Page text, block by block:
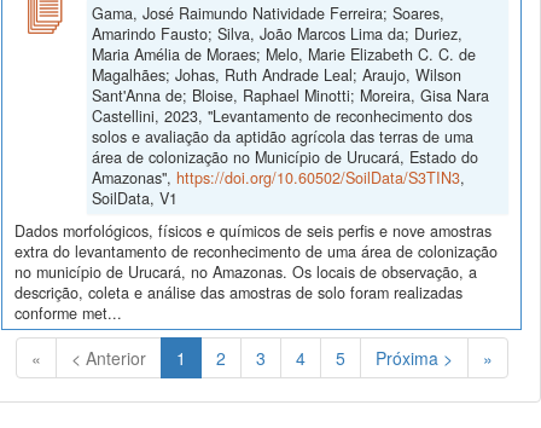
Gama, José Raimundo Natividade Ferreira; Soares,
Amarindo Fausto; Silva, João Marcos Lima da; Duriez,
Maria Amélia de Moraes; Melo, Marie Elizabeth C. C. de
Magalhães; Johas, Ruth Andrade Leal; Araujo, Wilson
Sant'Anna de; Bloise, Raphael Minotti; Moreira, Gisa Nara
Castellini, 2023, "Levantamento de reconhecimento dos
solos e avaliação da aptidão agrícola das terras de uma
área de colonização no Município de Urucará, Estado do
Amazonas", https://doi.org/10.60502/SoilData/S3TIN3,
SoilData, V1
Dados morfológicos, físicos e químicos de seis perfis e nove amostras
extra do levantamento de reconhecimento de uma área de colonização
no município de Urucará, no Amazonas. Os locais de observação, a
descrição, coleta e análise das amostras de solo foram realizadas
conforme met...
« < Anterior 1 (Atual)
2 3 4 5 Próxima > »